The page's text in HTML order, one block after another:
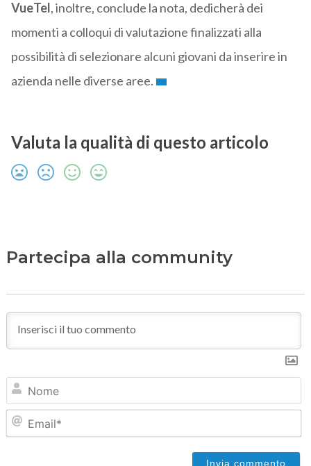
VueTel, inoltre, conclude la nota, dedicherà dei
momenti a colloqui di valutazione finalizzati alla
possibilità di selezionare alcuni giovani da inserire in
azienda nelle diverse aree.
Valuta la qualità di questo articolo
Partecipa alla community